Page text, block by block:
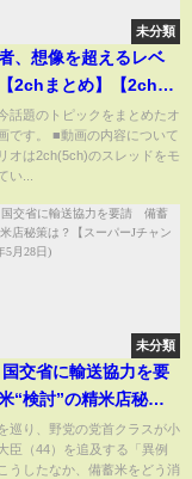
未分類
、想像を超えるレベ
2chまとめ】【2chス
スレ】
話題のトピックをまとめたオ
です。 ■動画の内容について
オは2ch(5ch)のスレッドをモ
い...
未分類
交省に輸送協力を要
“検討”の精米店秘策
ーパーJチャンネル】
28日)
巡り、野党の党首クラスが小
臣（44）を追及する「異例
うしたなか、備蓄米をどう消